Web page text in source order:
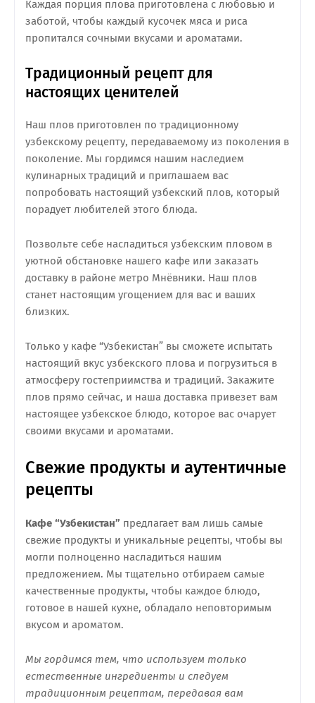
Каждая порция плова приготовлена с любовью и
заботой, чтобы каждый кусочек мяса и риса
пропитался сочными вкусами и ароматами.
Традиционный рецепт для
настоящих ценителей
Наш плов приготовлен по традиционному
узбекскому рецепту, передаваемому из поколения в
поколение. Мы гордимся нашим наследием
кулинарных традиций и приглашаем вас
попробовать настоящий узбекский плов, который
порадует любителей этого блюда.
Позвольте себе насладиться узбекским пловом в
уютной обстановке нашего кафе или заказать
доставку в районе метро Мнёвники. Наш плов
станет настоящим угощением для вас и ваших
близких.
Только у кафе “Узбекистан” вы сможете испытать
настоящий вкус узбекского плова и погрузиться в
атмосферу гостеприимства и традиций. Закажите
плов прямо сейчас, и наша доставка привезет вам
настоящее узбекское блюдо, которое вас очарует
своими вкусами и ароматами.
Свежие продукты и аутентичные
рецепты
Кафе “Узбекистан” предлагает вам лишь самые
свежие продукты и уникальные рецепты, чтобы вы
могли полноценно насладиться нашим
предложением. Мы тщательно отбираем самые
качественные продукты, чтобы каждое блюдо,
готовое в нашей кухне, обладало неповторимым
вкусом и ароматом.
Мы гордимся тем, что используем только
естественные ингредиенты и следуем
традиционным рецептам, передавая вам